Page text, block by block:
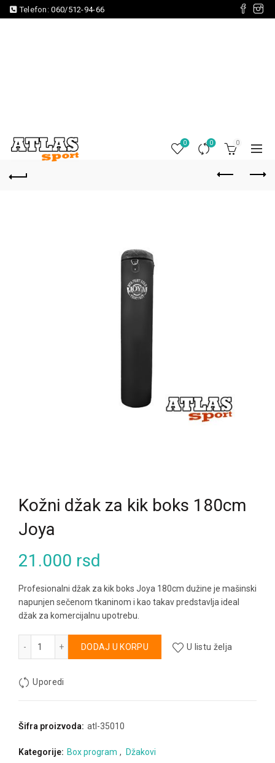
Telefon:060/512-94-66
0 0 0
Kožni džak za kik boks 180cm
Joya
21.000 rsd
Profesionalni džak za kik boks Joya 180cm dužine je mašinski
napunjen sečenom tkaninom i kao takav predstavlja ideal
džak za komercijalnu upotrebu.
Kožni džak za kik boks 180cm Joya količina
DODAJ U KORPU
Alternative:
U listu želja
Uporedi
Šifra proizvoda: atl-35010
Kategorije: Box program , Džakovi